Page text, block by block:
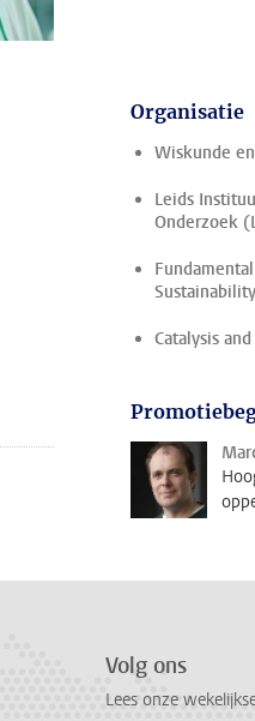
Organisatie
Wiskunde
Leids
Onderzoek
Sustainability
Catalysis
Volg ons
Lees onze